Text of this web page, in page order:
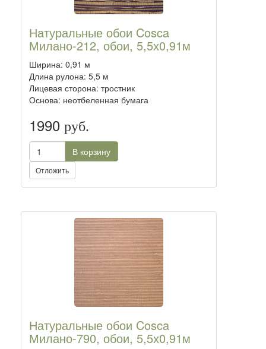
Натуральные обои Cosca
Милано-212, обои, 5,5х0,91м
Ширина: 0,91 м
Длина рулона: 5,5 м
Лицевая сторона: тростник
Основа: неотбеленная бумага
1990 руб.
В корзину
Отложить
Натуральные обои Cosca
Милано-790, обои, 5,5х0,91м